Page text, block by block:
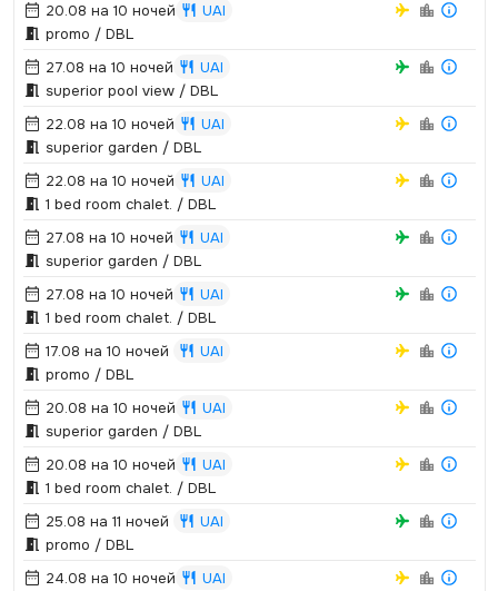
20.08 на 10 ночей
UAI
promo / DBL
27.08 на 10 ночей
UAI
superior pool view / DBL
22.08 на 10 ночей
UAI
superior garden / DBL
22.08 на 10 ночей
UAI
1 bed room chalet.­ / DBL
27.08 на 10 ночей
UAI
superior garden / DBL
27.08 на 10 ночей
UAI
1 bed room chalet.­ / DBL
17.08 на 10 ночей
UAI
promo / DBL
20.08 на 10 ночей
UAI
superior garden / DBL
20.08 на 10 ночей
UAI
1 bed room chalet.­ / DBL
25.08 на 11 ночей
UAI
promo / DBL
24.08 на 10 ночей
UAI